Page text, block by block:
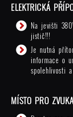
ELEKTRICKÁ
Na jevišti
jistič!!!
Je nutná
informace o
spolehlivosti
MÍSTO PRO